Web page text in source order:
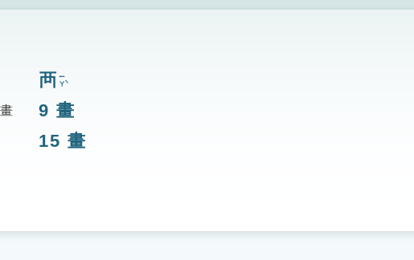
襾ㄧㄚˋ
9 畫
15 畫